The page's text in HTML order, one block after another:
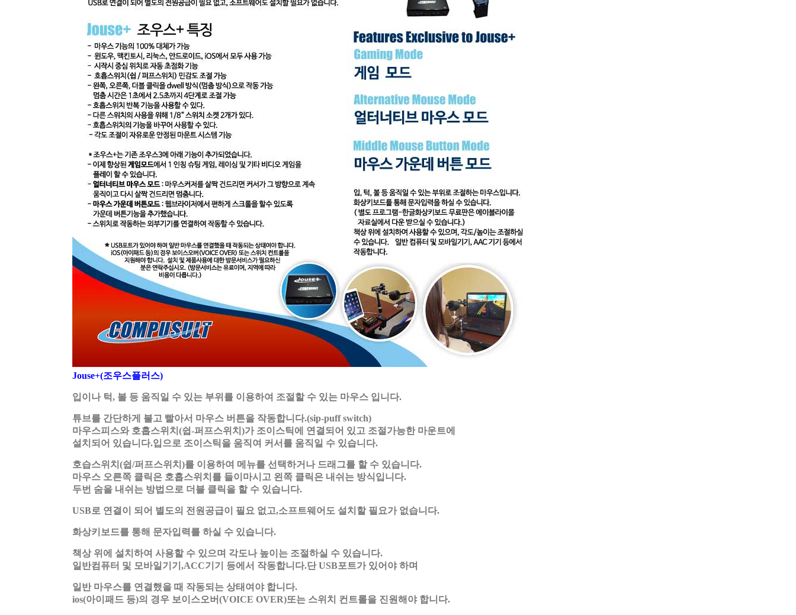
Jouse+(조우스플러스)
입이나 턱, 볼 등 움직일 수 있는 부위를 이용하여 조절할 수 있는 마우스 입니다.
튜브를 간단하게 불고 빨아서 마우스 버튼을 작동합니다.(sip-puff switch)
마우스피스와 호흡스위치(쉽-퍼프스위치)가 조이스틱에 연결되어 있고 조절가능한 마운트에
설치되어 있습니다.입으로 조이스틱을 움직여 커서를 움직일 수 있습니다.
호습스위치(쉽/퍼프스위치)를 이용하여 메뉴를 선택하거나 드래그를 할 수 있습니다.
마우스 오른쪽 클릭은 호흡스위치를 들이마시고 왼쪽 클릭은 내쉬는 방식입니다.
두번 숨을 내쉬는 방법으로 더블 클릭을 할 수 있습니다.
USB로 연결이 되어 별도의 전원공급이 필요 없고,소프트웨어도 설치할 필요가 없습니다.
화상키보드를 통해 문자입력를 하실 수 있습니다.
책상 위에 설치하여 사용할 수 있으며 각도나 높이는 조절하실 수 있습니다.
일반컴퓨터 및 모바일기기,ACC기기 등에서 작동합니다.단 USB포트가 있어야 하며
일반 마우스를 연결했을 때 작동되는 상태여야 합니다.
ios(아이패드 등)의 경우 보이스오버(VOICE OVER)또는 스위치 컨트롤을 진원해야 합니다.